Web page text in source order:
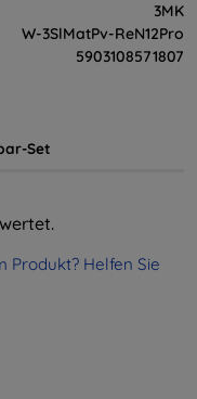
3MK
W-3SlMatPv-ReN12Pro
5903108571807
Set
Produkt? Helfen Sie